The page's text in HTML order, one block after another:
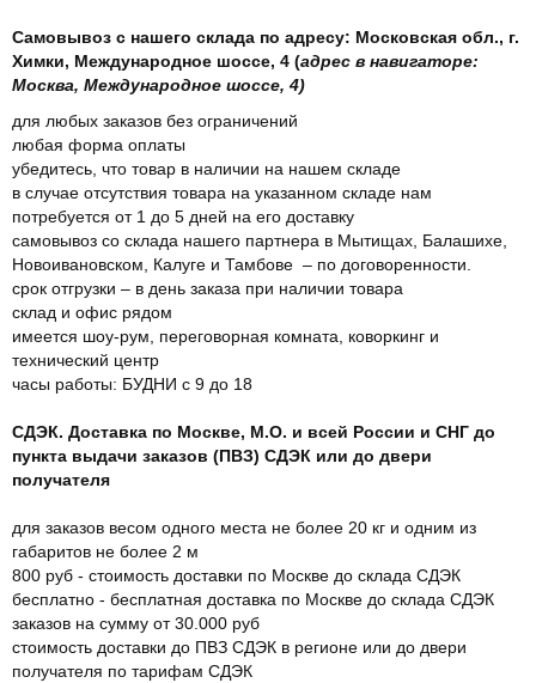
Самовывоз с нашего склада по адресу: Московская обл., г.
Химки, Международное шоссе, 4 (адрес в навигаторе:
Москва, Международное шоссе, 4)
для любых заказов без ограничений
любая форма оплаты
убедитесь, что товар в наличии на нашем складе
в случае отсутствия товара на указанном складе нам
потребуется от 1 до 5 дней на его доставку
самовывоз со склада нашего партнера в Мытищах, Балашихе,
Новоивановском, Калуге и Тамбове – по договоренности.
срок отгрузки – в день заказа при наличии товара
склад и офис рядом
имеется шоу-рум, переговорная комната, коворкинг и
технический центр
часы работы: БУДНИ с 9 до 18
СДЭК. Доставка по Москве, М.О. и всей России и СНГ до
пункта выдачи заказов (ПВЗ) СДЭК или до двери
получателя
для заказов весом одного места не более 20 кг и одним из
габаритов не более 2 м
800 руб - стоимость доставки по Москве до склада СДЭК
бесплатно - бесплатная доставка по Москве до склада СДЭК
заказов на сумму от 30.000 руб
стоимость доставки до ПВЗ СДЭК в регионе или до двери
получателя по тарифам СДЭК